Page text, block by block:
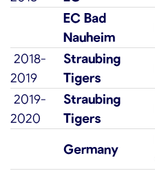
EC Bad
Nauheim
2018-
2019
Straubing
Tigers
2019-
2020
Straubing
Tigers
Germany